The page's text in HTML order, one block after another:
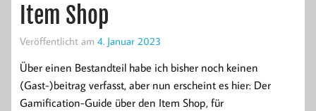
Item Shop
Veröffentlicht am 4. Januar 2023
Über einen Bestandteil habe ich bisher noch keinen
(Gast-)beitrag verfasst, aber nun erscheint es hier: Der
Gamification-Guide über den Item Shop, für